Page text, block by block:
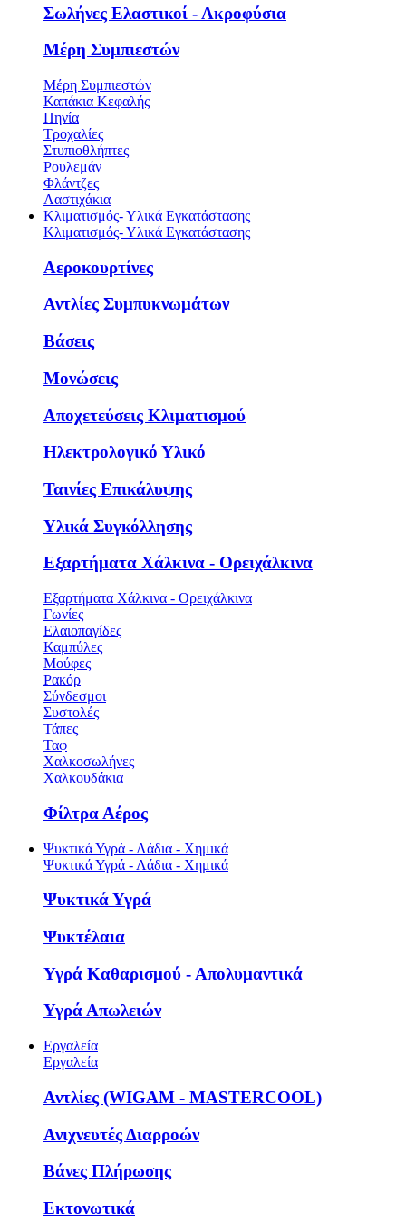
Σωλήνες Ελαστικοί - Ακροφύσια
Μέρη Συμπιεστών
Μέρη Συμπιεστών
Καπάκια Κεφαλής
Πηνία
Τροχαλίες
Στυπιοθλήπτες
Ρουλεμάν
Φλάντζες
Λαστιχάκια
Κλιματισμός- Υλικά Εγκατάστασης
Κλιματισμός- Υλικά Εγκατάστασης
Αεροκουρτίνες
Αντλίες Συμπυκνωμάτων
Βάσεις
Μονώσεις
Αποχετεύσεις Κλιματισμού
Ηλεκτρολογικό Υλικό
Ταινίες Επικάλυψης
Υλικά Συγκόλλησης
Εξαρτήματα Χάλκινα - Ορειχάλκινα
Εξαρτήματα Χάλκινα - Ορειχάλκινα
Γωνίες
Ελαιοπαγίδες
Καμπύλες
Μούφες
Ρακόρ
Σύνδεσμοι
Συστολές
Τάπες
Ταφ
Χαλκοσωλήνες
Χαλκουδάκια
Φίλτρα Αέρος
Ψυκτικά Υγρά - Λάδια - Χημικά
Ψυκτικά Υγρά - Λάδια - Χημικά
Ψυκτικά Υγρά
Ψυκτέλαια
Υγρά Καθαρισμού - Απολυμαντικά
Υγρά Απωλειών
Εργαλεία
Εργαλεία
Αντλίες (WIGAM - MASTERCOOL)
Ανιχνευτές Διαρροών
Βάνες Πλήρωσης
Εκτονωτικά